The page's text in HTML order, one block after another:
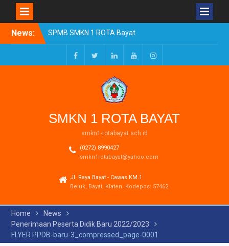
News:
SPMB SMKN 1 ROTA Bayat
Tahun Ajaran 2026/2027
Resmi Dibuka
Pengumuman Kelulusan
Tahun Ajaran 2025-2026
Realisasi Dana BOSP
Reguler Tahap 1 Tahun
FacebookTwitterLinkedInYoutubeInstagram
SMKN 1 ROTA BAYAT
smkn1-rotabayat.sch.id
(0272) 8990427
smkn1rotabayat@yahoo.com
Jl. Raya Bayat - Cawas KM.1
Beluk, Bayat, Klaten. Kodepos: 57462
Home
News
Penerimaan Peserta Didik Baru 2022/2023
FLYER PPDB-baru-3_compressed_page-0001